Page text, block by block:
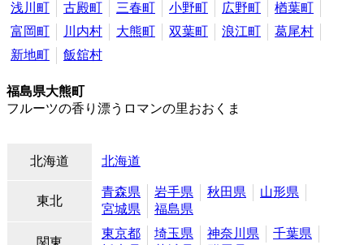
浅川町
古殿町 三春町 小野町 広野町
楢葉町
富岡町
川内村 大熊町 双葉町 浪江町
葛尾村
新地町
飯舘村
福島県大熊町
フルーツの香り漂うロマンの里おおくま
北海道 北海道
東北
青森県 岩手県 秋田県
山形県
宮城県
福島県
関東
東京都 埼玉県 神奈川県
千葉県